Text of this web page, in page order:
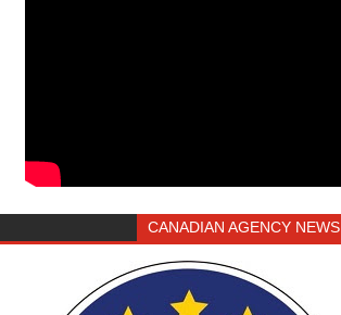
CANADIAN AGENCY NEWS